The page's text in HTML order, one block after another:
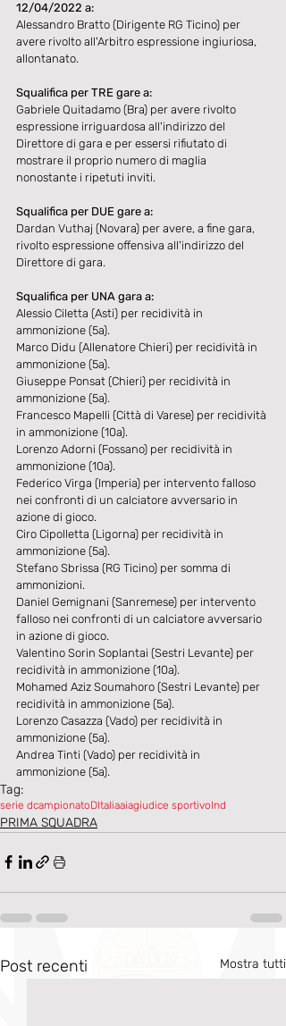
12/04/2022 a:
Alessandro Bratto (Dirigente RG Ticino) per
avere rivolto all'Arbitro espressione ingiuriosa,
allontanato.
Squalifica per TRE gare a:
Gabriele Quitadamo (Bra) per avere rivolto
espressione irriguardosa all'indirizzo del
Direttore di gara e per essersi rifiutato di
mostrare il proprio numero di maglia
nonostante i ripetuti inviti.
Squalifica per DUE gare a:
Dardan Vuthaj (Novara) per avere, a fine gara,
rivolto espressione offensiva all'indirizzo del
Direttore di gara.
Squalifica per UNA gara a:
Alessio Ciletta (Asti) per recidività in
ammonizione (5a).
Marco Didu (Allenatore Chieri) per recidività in
ammonizione (5a).
Giuseppe Ponsat (Chieri) per recidività in
ammonizione (5a).
Francesco Mapelli (Città di Varese) per recidività
in ammonizione (10a).
Lorenzo Adorni (Fossano) per recidività in
ammonizione (10a).
Federico Virga (Imperia) per intervento falloso
nei confronti di un calciatore avversario in
azione di gioco.
Ciro Cipolletta (Ligorna) per recidività in
ammonizione (5a).
Stefano Sbrissa (RG Ticino) per somma di
ammonizioni.
Daniel Gemignani (Sanremese) per intervento
falloso nei confronti di un calciatore avversario
in azione di gioco.
Valentino Sorin Soplantai (Sestri Levante) per
recidività in ammonizione (10a).
Mohamed Aziz Soumahoro (Sestri Levante) per
recidività in ammonizione (5a).
Lorenzo Casazza (Vado) per recidività in
ammonizione (5a).
Andrea Tinti (Vado) per recidività in
ammonizione (5a).
Tag:
serie dcampionatoDItaliaaiagiudice sportivolnd
PRIMA SQUADRA
Post recenti Mostra tutti